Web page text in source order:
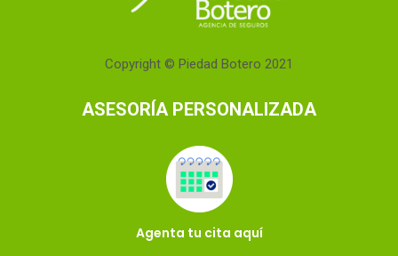
Copyright © Piedad Botero 2021
ASESORÍA PERSONALIZADA
Agenta tu cita aquí